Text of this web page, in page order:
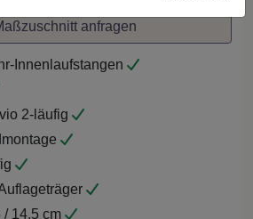
anfragen
Innenlaufstangen
2-läufig
/ 14,5 cm